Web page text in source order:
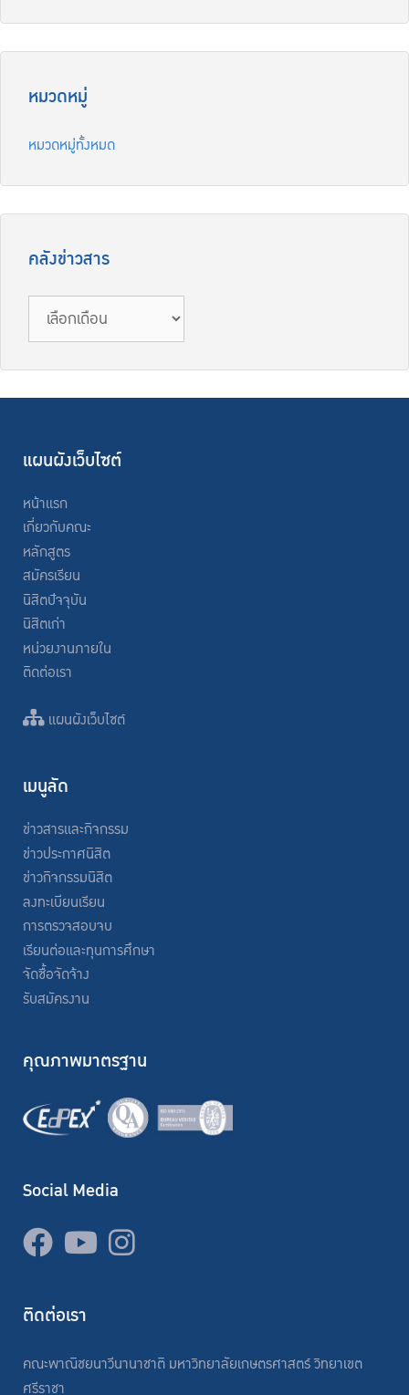
หมวดหมู่
หมวดหมู่ทั้งหมด
คลังข่าวสาร
แผนผังเว็บไซต์
หน้าแรก
เกี่ยวกับคณะ
หลักสูตร
สมัครเรียน
นิสิตปัจจุบัน
นิสิตเก่า
หน่วยงานภายใน
ติดต่อเรา
แผนผังเว็บไซต์
เมนูลัด
ข่าวสารและกิจกรรม
ข่าวประกาศนิสิต
ข่าวกิจกรรมนิสิต
ลงทะเบียนเรียน
การตรวจสอบจบ
เรียนต่อและทุนการศึกษา
จัดซื้อจัดจ้าง
รับสมัครงาน
คุณภาพมาตรฐาน
Social Media
ติดต่อเรา
คณะพาณิชยนาวีนานาชาติ มหาวิทยาลัยเกษตรศาสตร์ วิทยาเขต
ศรีราชา